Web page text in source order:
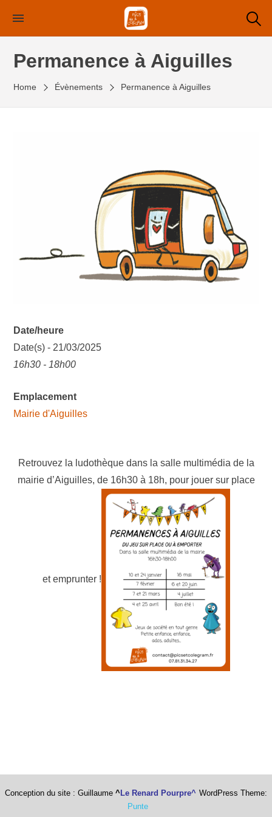
contentPermanence à Aiguilles
Home Évènements Permanence à Aiguilles
Date/heure
Date(s) - 21/03/2025
16h30 - 18h00
Emplacement
Mairie d'Aiguilles
Retrouvez la ludothèque dans la salle multimédia de la
mairie d’Aiguilles, de 16h30 à 18h, pour jouer sur place
et emprunter !
Conception du site : Guillaume ^Le Renard Pourpre^ WordPress Theme:
Punte